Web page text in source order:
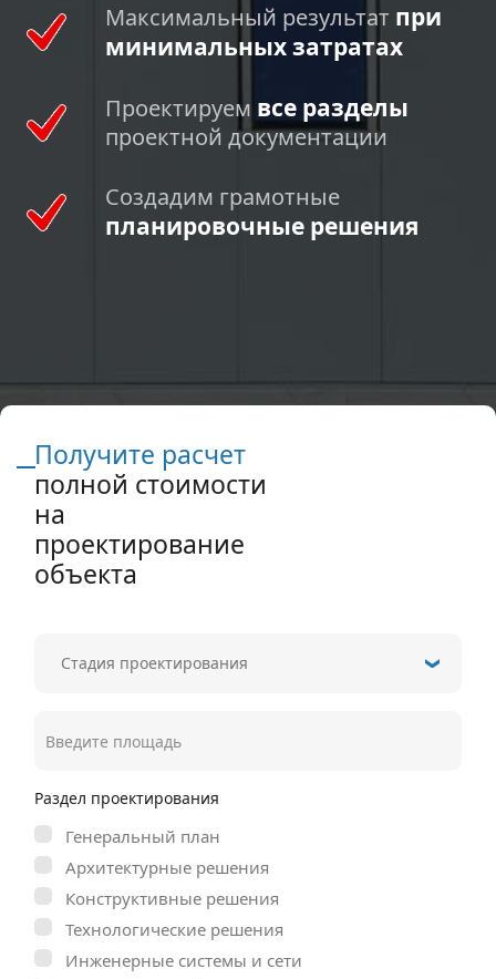
Максимальный результат при
минимальных затратах
Проектируем все разделы
проектной документации
Создадим грамотные
планировочные решения
Получите расчет
полной стоимости
на
проектирование
объекта
Раздел проектирования
Генеральный план
Архитектурные решения
Конструктивные решения
Технологические решения
Инженерные системы и сети